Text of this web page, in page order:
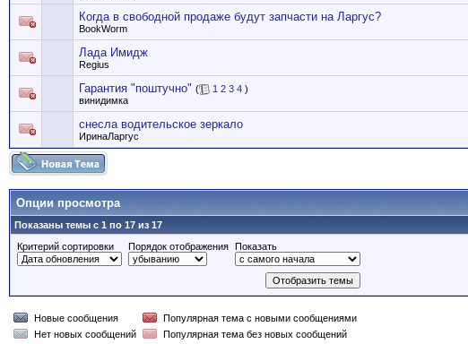
Когда в свободной продаже будут запчасти на Ларгус?
BookWorm
Лада Имидж
Regius
Гарантия "поштучно" ( 1 2 3 4 )
винидимка
снесла водительское зеркало
ИринаЛаргус
Опции просмотра
Показаны темы с 1 по 17 из 17
Критерий сортировки
Порядок отображения Показать
Новые сообщения
Популярная тема с новыми сообщениями
Нет новых сообщений
Популярная тема без новых сообщений